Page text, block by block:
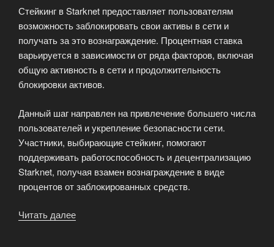
Стейкинг в Starknet предоставляет пользователям
возможность заблокировать свои активы в сети и
получать за это вознаграждение. Процентная ставка
варьируется в зависимости от ряда факторов, включая
общую активность в сети и продолжительность
блокировки активов.
Данный шаг направлен на привлечение большего числа
пользователей и укрепление безопасности сети.
Участники, выбирающие стейкинг, помогают
поддерживать работоспособность и децентрализацию
Starknet, получая взамен вознаграждение в виде
процентов от заблокированных средств.
Читать далее